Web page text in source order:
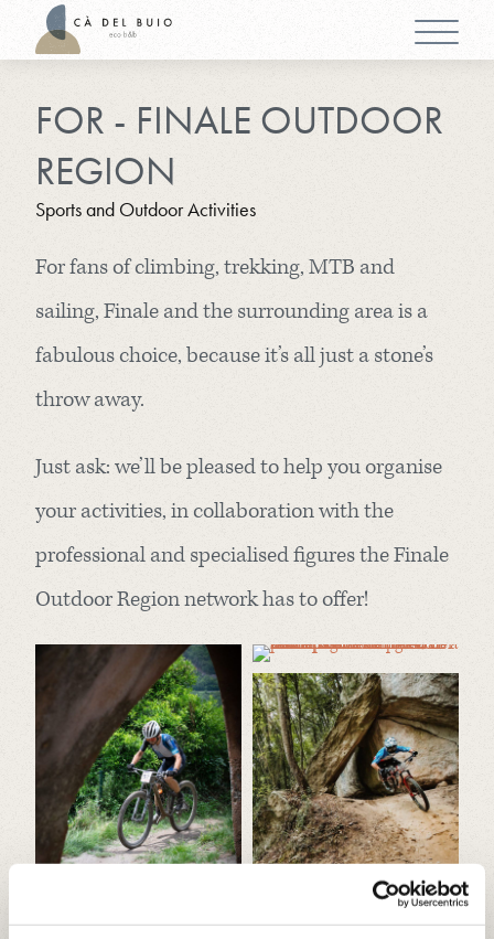
FOR - FINALE OUTDOOR
REGION
Sports and Outdoor Activities
For fans of climbing, trekking, MTB and
sailing, Finale and the surrounding area is a
fabulous choice, because it’s all just a stone’s
throw away.
Just ask: we’ll be pleased to help you organise
your activities, in collaboration with the
professional and specialised figures the Finale
Outdoor Region network has to offer!